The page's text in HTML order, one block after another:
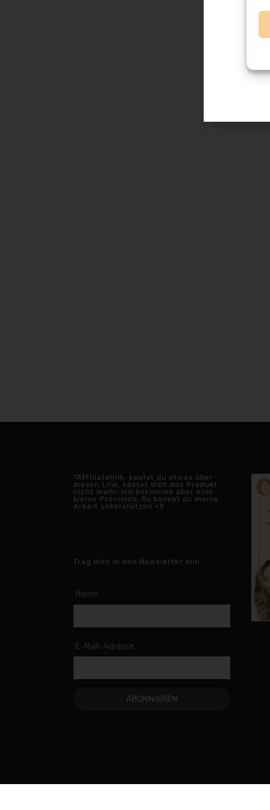
*Affiliatelink: kaufst du etwas über
diesen Link, kostet dich das Produkt
nicht mehr, ich bekomme aber eine
kleine Provision. So kannst du meine
Arbeit unterstützen <3
Trag dich in den Newsletter ein!
Name
E-Mail-Adresse